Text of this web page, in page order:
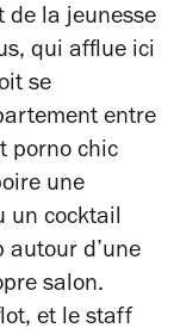
de la jeunesse
qui afflue ici
se
entre
porno chic
une
un cocktail
d’une
salon.
et le staff